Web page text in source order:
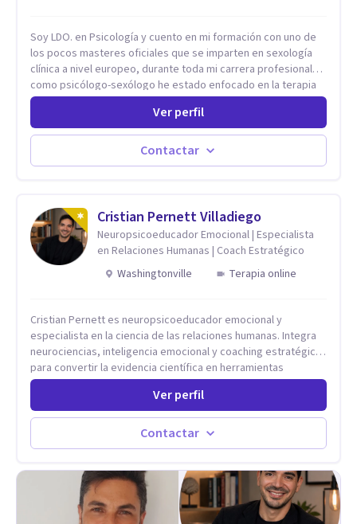
Soy LDO. en Psicología y cuento en mi formación con uno de
los pocos masteres oficiales que se imparten en sexología
clínica a nivel europeo, durante toda mi carrera profesional
como psicólogo-sexólogo he estado enfocado en la terapia
sexual desde una perspectiva multidisciplinar BIO-PSICO-
SOCIAL ya que aunque las bases de mi trabajo son
psicológicas, si no se tienen en consideración otros factores
la terapia puede no funcionar al tener una visión demasiado
simplista, excluyendo de antemano otros factores que
como algo particular e intentando adaptarme a tu situación
personal concreta. En especial mi ámbito de trabajo es la
disfunción eréctil, la eyaculación precoz y la falta de deseo
tanto en mujeres como en hombres. La sexualidad es de
enorme importancia tanto para el bienestar físico y mental
Ver perfil
Contactar
Cristian Pernett Villadiego
Neuropsicoeducador Emocional | Especialista
en Relaciones Humanas | Coach Estratégico
Washingtonville
Terapia online
Cristian Pernett es neuropsicoeducador emocional y
especialista en la ciencia de las relaciones humanas. Integra
neurociencias, inteligencia emocional y coaching estratégico
para convertir la evidencia científica en herramientas
prácticas que mejoran la forma en que las personas viven,
aman, lideran y se comunican. Con más de 20 años de
experiencia, acompaña a personas, parejas y líderes en
procesos de desarrollo personal y profesional. Su trabajo se
centra en la regulación emocional, las relaciones de pareja, la
metodología combina psicología contemporánea,
neurociencias y estrategias de cambio basadas en evidencia
para fortalecer la autoestima, desarrollar habilidades
Ver perfil
Contactar